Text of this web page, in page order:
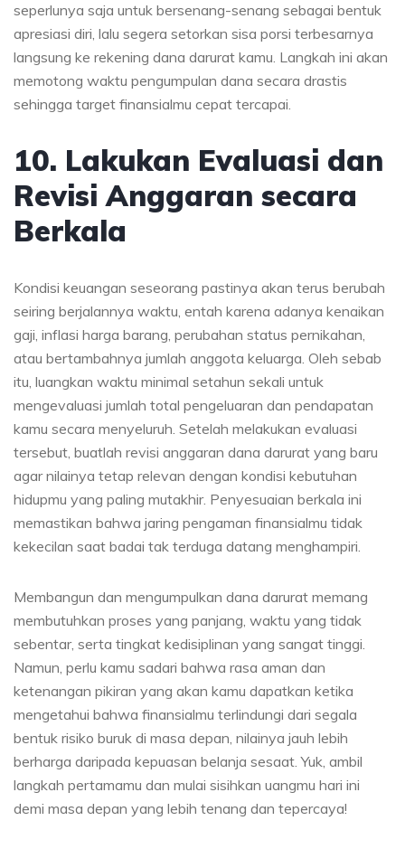
seperlunya saja untuk bersenang-senang sebagai bentuk
apresiasi diri, lalu segera setorkan sisa porsi terbesarnya
langsung ke rekening dana darurat kamu. Langkah ini akan
memotong waktu pengumpulan dana secara drastis
sehingga target finansialmu cepat tercapai.
10. Lakukan Evaluasi dan
Revisi Anggaran secara
Berkala
Kondisi keuangan seseorang pastinya akan terus berubah
seiring berjalannya waktu, entah karena adanya kenaikan
gaji, inflasi harga barang, perubahan status pernikahan,
atau bertambahnya jumlah anggota keluarga. Oleh sebab
itu, luangkan waktu minimal setahun sekali untuk
mengevaluasi jumlah total pengeluaran dan pendapatan
kamu secara menyeluruh. Setelah melakukan evaluasi
tersebut, buatlah revisi anggaran dana darurat yang baru
agar nilainya tetap relevan dengan kondisi kebutuhan
hidupmu yang paling mutakhir. Penyesuaian berkala ini
memastikan bahwa jaring pengaman finansialmu tidak
kekecilan saat badai tak terduga datang menghampiri.
Membangun dan mengumpulkan dana darurat memang
membutuhkan proses yang panjang, waktu yang tidak
sebentar, serta tingkat kedisiplinan yang sangat tinggi.
Namun, perlu kamu sadari bahwa rasa aman dan
ketenangan pikiran yang akan kamu dapatkan ketika
mengetahui bahwa finansialmu terlindungi dari segala
bentuk risiko buruk di masa depan, nilainya jauh lebih
berharga daripada kepuasan belanja sesaat. Yuk, ambil
langkah pertamamu dan mulai sisihkan uangmu hari ini
demi masa depan yang lebih tenang dan tepercaya!